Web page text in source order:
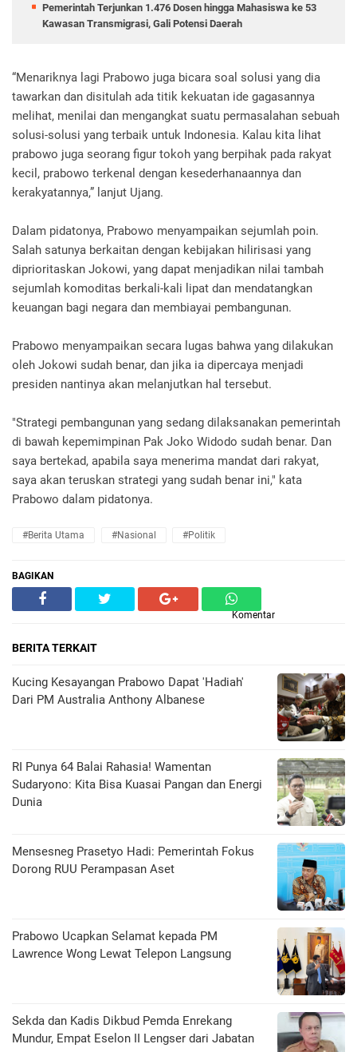
Pemerintah Terjunkan 1.476 Dosen hingga Mahasiswa ke 53
Kawasan Transmigrasi, Gali Potensi Daerah
“Menariknya lagi Prabowo juga bicara soal solusi yang dia
tawarkan dan disitulah ada titik kekuatan ide gagasannya
melihat, menilai dan mengangkat suatu permasalahan sebuah
solusi-solusi yang terbaik untuk Indonesia. Kalau kita lihat
prabowo juga seorang figur tokoh yang berpihak pada rakyat
kecil, prabowo terkenal dengan kesederhanaannya dan
kerakyatannya,” lanjut Ujang.
Dalam pidatonya, Prabowo menyampaikan sejumlah poin.
Salah satunya berkaitan dengan kebijakan hilirisasi yang
diprioritaskan Jokowi, yang dapat menjadikan nilai tambah
sejumlah komoditas berkali-kali lipat dan mendatangkan
keuangan bagi negara dan membiayai pembangunan.
Prabowo menyampaikan secara lugas bahwa yang dilakukan
oleh Jokowi sudah benar, dan jika ia dipercaya menjadi
presiden nantinya akan melanjutkan hal tersebut.
"Strategi pembangunan yang sedang dilaksanakan pemerintah
di bawah kepemimpinan Pak Joko Widodo sudah benar. Dan
saya bertekad, apabila saya menerima mandat dari rakyat,
saya akan teruskan strategi yang sudah benar ini," kata
Prabowo dalam pidatonya.
#Berita Utama #Nasional #Politik
BAGIKAN
Komentar
BERITA TERKAIT
Kucing Kesayangan Prabowo Dapat 'Hadiah'
Dari PM Australia Anthony Albanese
RI Punya 64 Balai Rahasia! Wamentan
Sudaryono: Kita Bisa Kuasai Pangan dan Energi
Dunia
Mensesneg Prasetyo Hadi: Pemerintah Fokus
Dorong RUU Perampasan Aset
Prabowo Ucapkan Selamat kepada PM
Lawrence Wong Lewat Telepon Langsung
Sekda dan Kadis Dikbud Pemda Enrekang
Mundur, Empat Eselon II Lengser dari Jabatan